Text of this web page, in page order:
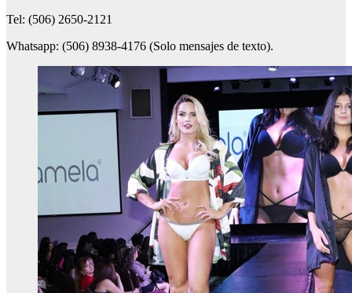
Tel: (506) 2650-2121
Whatsapp: (506) 8938-4176 (Solo mensajes de texto).